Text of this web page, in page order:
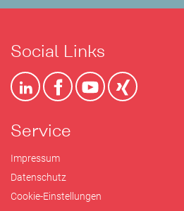
Social Links
Service
Impressum
Datenschutz
Cookie-Einstellungen